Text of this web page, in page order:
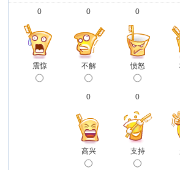
0
震惊
0
不解
0
愤怒
0
高兴
0
支持